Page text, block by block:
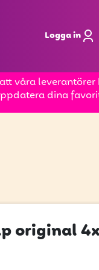
Logga in
våra leverantörer
dina
original